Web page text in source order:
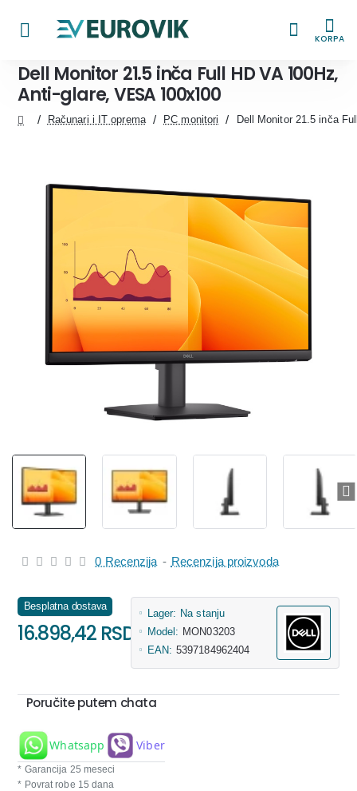
KORPA
Dell Monitor 21.5 inča Full HD VA 100Hz,
Anti-glare, VESA 100x100
Računari i IT oprema PC monitori Dell Monitor 21.5 inča
0 Recenzija - Recenzija proizvoda
Besplatna dostava
16.898,42 RSD
Lager: Na stanju
Model: MON03203
EAN: 5397184962404
Poručite putem chata
Whatsapp Viber
* Garancija 25 meseci
* Povrat robe 15 dana